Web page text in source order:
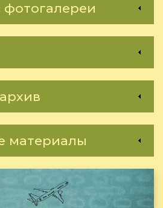
материалы